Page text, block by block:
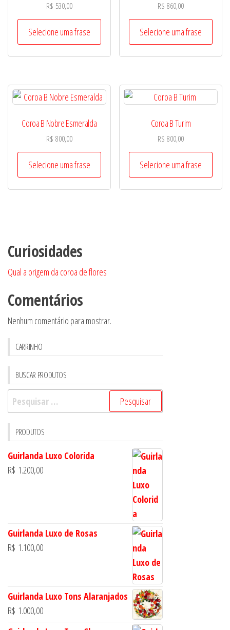
R$ 530,00
Selecione uma frase
R$ 860,00
Selecione uma frase
Coroa B Nobre Esmeralda
R$ 800,00
Selecione uma frase
Coroa B Turim
R$ 800,00
Selecione uma frase
Curiosidades
Qual a origem da coroa de flores
Comentários
Nenhum comentário para mostrar.
CARRINHO
BUSCAR PRODUTOS
Pesquisar
por:
PRODUTOS
Guirlanda Luxo Colorida
R$ 1.200,00
Guirlanda Luxo de Rosas
R$ 1.100,00
Guirlanda Luxo Tons Alaranjados
R$ 1.000,00